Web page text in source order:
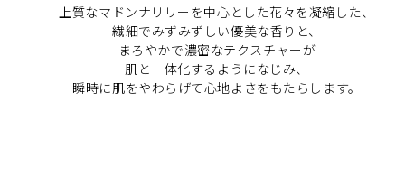
上質なマドンナリリーを中心とした花々を凝縮した、
繊細でみずみずしい優美な香りと、
まろやかで濃密なテクスチャーが
肌と一体化するようになじみ、
瞬時に肌をやわらげて心地よさをもたらします。